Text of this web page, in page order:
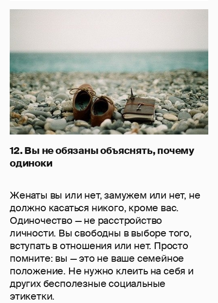
12. Вы не обязаны объяснять, почему
одиноки
Женаты вы или нет, замужем или нет, не
должно касаться никого, кроме вас.
Одиночество — не расстройство
личности. Вы свободны в выборе того,
вступать в отношения или нет. Просто
помните: вы — это не ваше семейное
положение. Не нужно клеить на себя и
других бесполезные социальные
этикетки.